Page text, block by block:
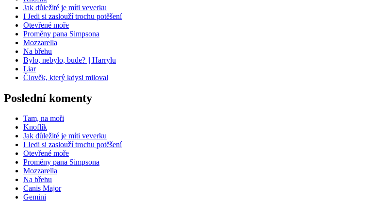
Jak důležité je míti veverku
I Jedi si zaslouží trochu potěšení
Otevřené moře
Proměny pana Simpsona
Mozzarella
Na břehu
Bylo, nebylo, bude? || Harrylu
Liar
Člověk, který kdysi miloval
Poslední komenty
Tam, na moři
Knoflík
Jak důležité je míti veverku
I Jedi si zaslouží trochu potěšení
Otevřené moře
Proměny pana Simpsona
Mozzarella
Na břehu
Canis Major
Gemini